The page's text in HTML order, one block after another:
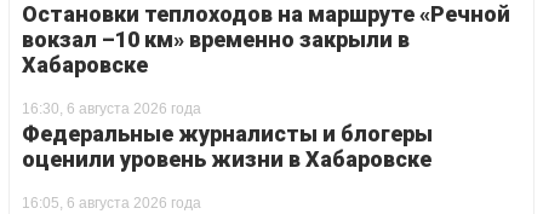
Остановки теплоходов на маршруте «Речной
вокзал –10 км» временно закрыли в
Хабаровске
16:30, 6 августа 2026 года
Федеральные журналисты и блогеры
оценили уровень жизни в Хабаровске
16:05, 6 августа 2026 года